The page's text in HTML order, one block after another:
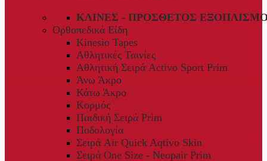
ΚΛΊΝΕΣ - ΠΡΌΣΘΕΤΟΣ
Ορθοπεδικά Είδη
Kinesio Tapes
Αθλητικές Ταινίες
Αθλητική Σειρά Activo Sport Prim
Άνω Άκρο
Κάτω Άκρο
Κορμός
Παιδική Σειρά Prim
Ποδολογία
Σειρά Air Quick Aqtivo Skin
Σειρά One Size - Neopair Prim